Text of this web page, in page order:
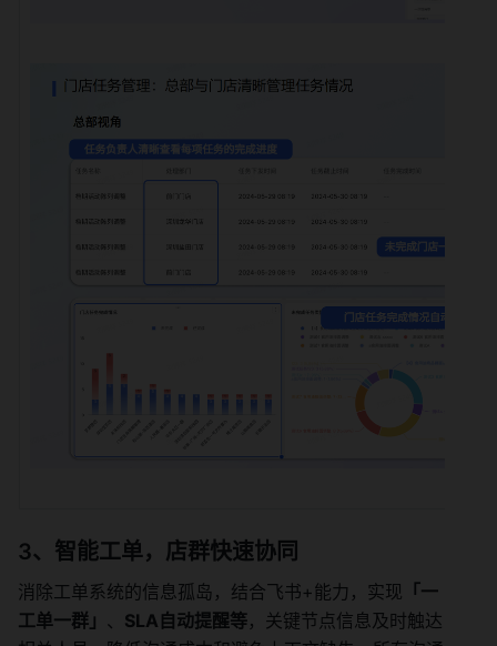
3、智能工单，店群快速协同
消除工单系统的信息孤岛，结合飞书+能力，实现 「一
工单一群」 、 SLA自动提醒等，关键节点信息及时触达